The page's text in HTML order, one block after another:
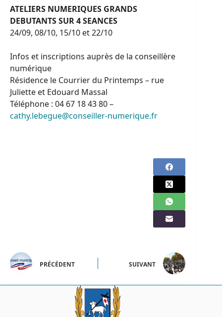
ATELIERS NUMERIQUES GRANDS
DEBUTANTS SUR 4 SEANCES
24/09, 08/10, 15/10 et 22/10
Infos et inscriptions auprès de la conseillère
numérique
Résidence le Courrier du Printemps – rue
Juliette et Edouard Massal
Téléphone : 04 67 18 43 80 –
cathy.lebegue@conseiller-numerique.fr
PRÉCÉDENT SUIVANT